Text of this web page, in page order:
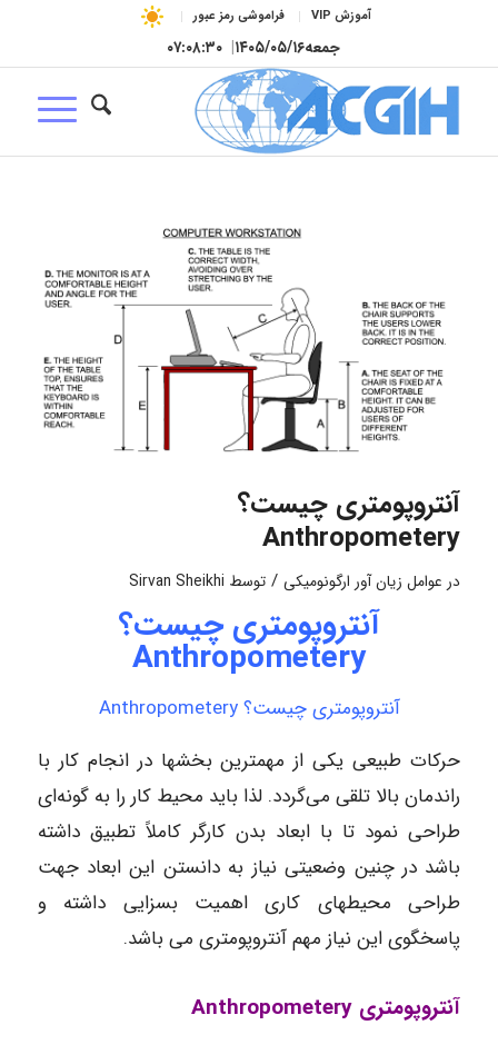
آموزش VIP فراموشی رمز عبور
جمعه۱۴۰۵/۰۵/۱۶| ۰۷:۰۸:۳۱
آنتروپومتری چیست؟
Anthropometery
در عوامل زیان آور ارگونومیکی / توسط Sirvan Sheikhi
آنتروپومتری چیست؟
Anthropometery
آنتروپومتری چیست؟ Anthropometery
حرکات طبیعی یکی از مهمترین بخشها در انجام کار با
راندمان بالا تلقی می‌گردد. لذا باید محیط کار را به گونه‌ای
طراحی نمود تا با ابعاد بدن کارگر کاملاً تطبیق داشته
باشد در چنین وضعیتی نیاز به دانستن این ابعاد جهت
طراحی محیطهای کاری اهمیت بسزایی داشته و
پاسخگوی این نیاز مهم آنتروپومتری می باشد.
آنتروپومتری Anthropometery